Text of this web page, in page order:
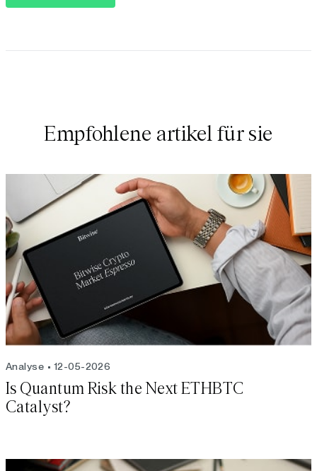
Empfohlene artikel für sie
Analyse 12-05-2026
Is Quantum Risk the Next ETHBTC
Catalyst?